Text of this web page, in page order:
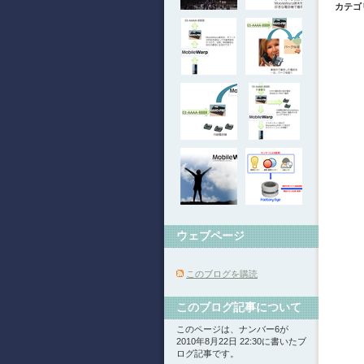
カテゴ
ウェブページ
このブログを購読
このブログ記事について
このページは、ナンバー6が
2010年8月22日 22:30に書いたブ
ログ記事です。